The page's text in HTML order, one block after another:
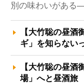
別の味わいがあ
【大竹聡の昼
ギ」を知らな
【大竹聡の昼
場」へと昼酒